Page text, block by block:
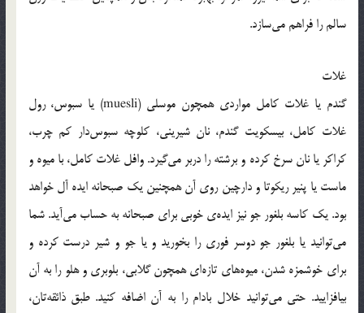
سالم را فراهم می‌سازد.
غلات
گندم یا غلات کامل مواردی همچون موسلی (muesli) یا سبوس، رول
غلات کامل، بیسکویت گندم، نان شیرینی، کلوچه سبوس‌دار کم چرب،
کراکر یا نان سرخ کرده و برشته را دربر می‌گیرد. وافل غلات کامل، با میوه‌ و
ماست یا پنیر ریکوتا و دارچین روی آن همچنین یک صبحانه ایده آل خواهد
بود. یک کاسه بلغور جو نیز ایده‌ی خوبی برای صبحانه به حساب می‌آید. شما
می‌توانید یا بلغور جو دوسر فوری را بخورید و یا جو و شیر درست کرده و
برای خوشمزه شدن، میوه‌های تازه‌ای همچون گلابی، بلوبری و هلو را به آن
بیافزایید. حتی می‌توانید خلال بادام را به آن اضافه کنید. طبق ذائقه‌تان،